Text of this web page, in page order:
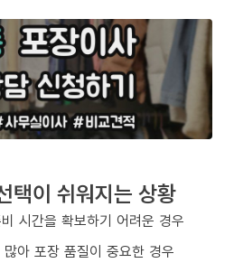
택이 쉬워지는 상황
시간을 확보하기 어려운 경우
많아 포장 품질이 중요한 경우